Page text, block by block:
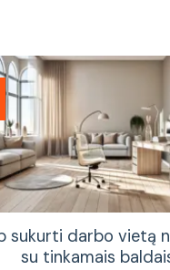
sukurti darbo vietą
su tinkamais